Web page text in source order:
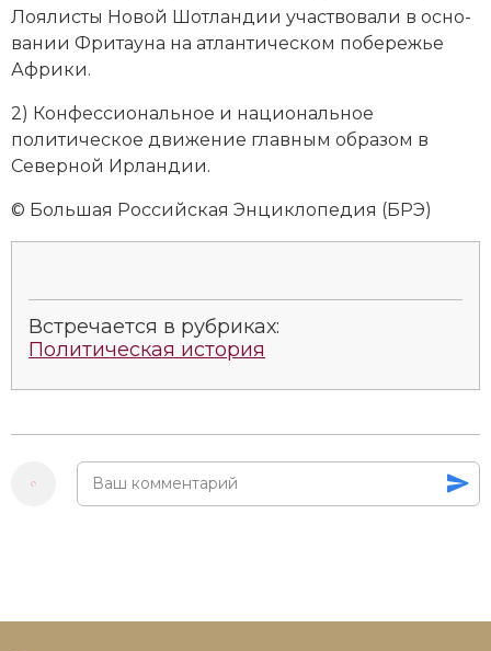
Социально-экономическая история
Специальные исторические дисциплины
СССР
Южная Америка
Лоялисты Но­вой Шот­лан­дии уча­ст­во­ва­ли в ос­но­
ва­нии Фри­тау­на на ат­лан­тическом по­бе­ре­жье
Аф­ри­ки.
2) Кон­фес­сио­нальное и национальное
политическое дви­же­ние главным образом в
Северной Ирландии.
© Большая Российская Энциклопедия (БРЭ)
Встречается в рубриках:
Политическая история